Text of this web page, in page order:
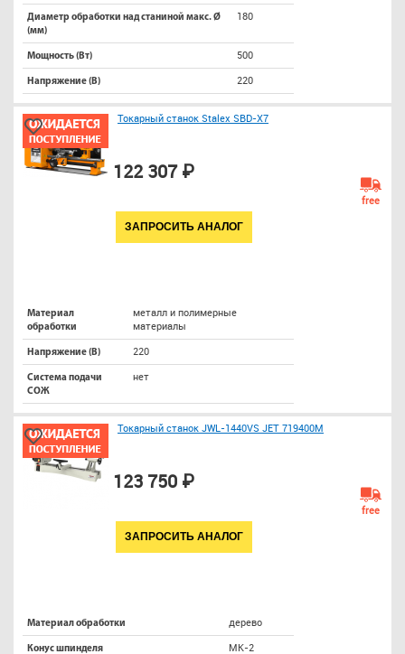
Диаметр обработки над станиной макс. Ø
(мм)
180
Мощность (Вт) 500
Напряжение (В) 220
Токарный станок Stalex SBD-Х7
122 307 ₽
ЗАПРОСИТЬ АНАЛОГ
free
Материал
обработки
металл и полимерные
материалы
Напряжение (В) 220
Система подачи
СОЖ
нет
Токарный станок JWL-1440VS JET 719400M
123 750 ₽
ЗАПРОСИТЬ АНАЛОГ
free
Материал обработки дерево
Конус шпинделя МК-2